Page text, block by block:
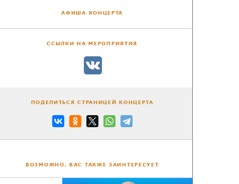
АФИША КОНЦЕРТА
ССЫЛКИ НА МЕРОПРИЯТИЯ
ПОДЕЛИТЬСЯ СТРАНИЦЕЙ КОНЦЕРТА
ВОЗМОЖНО, ВАС ТАКЖЕ ЗАИНТЕРЕСУЕТ